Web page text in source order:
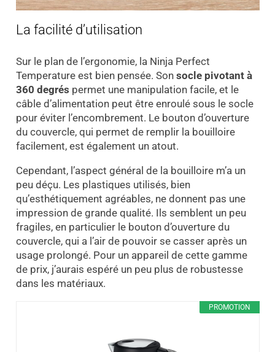
La facilité d’utilisation
Sur le plan de l’ergonomie, la Ninja Perfect
Temperature est bien pensée. Son socle pivotant à
360 degrés permet une manipulation facile, et le
câble d’alimentation peut être enroulé sous le socle
pour éviter l’encombrement. Le bouton d’ouverture
du couvercle, qui permet de remplir la bouilloire
facilement, est également un atout.
Cependant, l’aspect général de la bouilloire m’a un
peu déçu. Les plastiques utilisés, bien
qu’esthétiquement agréables, ne donnent pas une
impression de grande qualité. Ils semblent un peu
fragiles, en particulier le bouton d’ouverture du
couvercle, qui a l’air de pouvoir se casser après un
usage prolongé. Pour un appareil de cette gamme
de prix, j’aurais espéré un peu plus de robustesse
dans les matériaux.
PROMOTION